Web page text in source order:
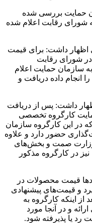
حمایت بررسی شده
شورای رقابت اعلام شده
اظهار داشت: برای قیمت
شورای رقابت
سازمان حمایت اعلام
انجام داده دریافت و
داشت: پس از دریافت
کارگروه تخصصی
این کارگروه سازمان
حضور دارد و علاوه
وزارت صمت و بخش‌های
در کارگروه مذکور
قیمت محصولات در
و قیمت‌های پیشنهادی
اینکه کارگروه به
و در آنجا مورد
یا پذیرفته شود.